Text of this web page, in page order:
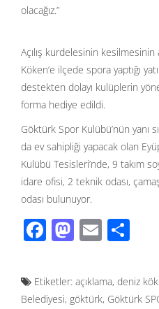
olacağız.”
Açılış kurdelesinin
Köken’e ilçede spora yaptığı
destekten dolayı kulüplerin
forma hediye edildi.
Göktürk Spor Kulübü’nün yanı
da ev sahipliği yapacak olan
Kulübü Tesisleri’nde, 9 takım
idare ofisi, 2 teknik odası,
odası bulunuyor.
F
e
b
M
to
d
E
ail ar
e
Etiketler: açıklama, deniz
Belediyesi, göktürk, Göktürk